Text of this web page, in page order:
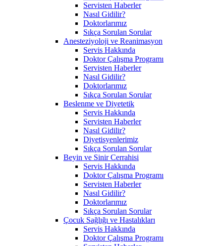
Servisten Haberler
Nasıl Gidilir?
Doktorlarımız
Sıkça Sorulan Sorular
Anesteziyoloji ve Reanimasyon
Servis Hakkında
Doktor Çalışma Programı
Servisten Haberler
Nasıl Gidilir?
Doktorlarımız
Sıkça Sorulan Sorular
Beslenme ve Diyetetik
Servis Hakkında
Servisten Haberler
Nasıl Gidilir?
Diyetisyenlerimiz
Sıkça Sorulan Sorular
Beyin ve Sinir Cerrahisi
Servis Hakkında
Doktor Çalışma Programı
Servisten Haberler
Nasıl Gidilir?
Doktorlarımız
Sıkça Sorulan Sorular
Çocuk Sağlığı ve Hastalıkları
Servis Hakkında
Doktor Çalışma Programı